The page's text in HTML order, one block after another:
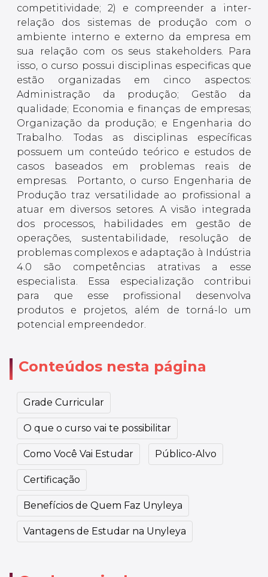
competitividade; 2) e compreender a inter-
relação dos sistemas de produção com o
ambiente interno e externo da empresa em
sua relação com os seus stakeholders. Para
isso, o curso possui disciplinas especificas que
estão organizadas em cinco aspectos:
Administração da produção; Gestão da
qualidade; Economia e finanças de empresas;
Organização da produção; e Engenharia do
Trabalho. Todas as disciplinas específicas
possuem um conteúdo teórico e estudos de
casos baseados em problemas reais de
empresas. Portanto, o curso Engenharia de
Produção traz versatilidade ao profissional a
atuar em diversos setores. A visão integrada
dos processos, habilidades em gestão de
operações, sustentabilidade, resolução de
problemas complexos e adaptação à Indústria
4.0 são competências atrativas a esse
especialista. Essa especialização contribui
para que esse profissional desenvolva
produtos e projetos, além de torná-lo um
potencial empreendedor.
Conteúdos nesta página
Grade Curricular
O que o curso vai te possibilitar
Como Você Vai Estudar Público-Alvo
Certificação
Benefícios de Quem Faz Unyleya
Vantagens de Estudar na Unyleya